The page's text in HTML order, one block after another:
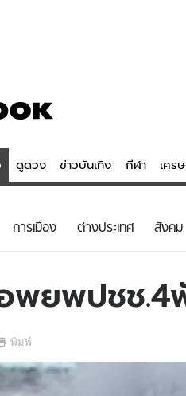
ดูดวง ข่าวบันเทิง กีฬา เศร
ดูดวง - ตรวจหวย
สถิติหวยไทย
การเมือง ต่างประเทศ สังคม
พยพปชช.4
พิมพ์